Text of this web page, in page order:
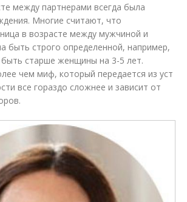
между партнерами всегда была
Многие считают, что
в возрасте между мужчиной и
быть строго определенной, например,
старше женщины на 3-5 лет.
чем миф, который передается из уст
все гораздо сложнее и зависит от